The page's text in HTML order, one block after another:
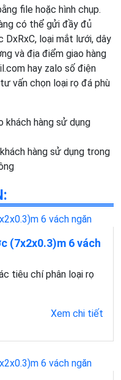
file hoặc hình chụp.
có thể gửi đầy đủ
loại mắt lưới, dây
và địa điểm giao hàng
hay zalo số điện
vấn chọn loại rọ đá phù
hàng sử dụng trong
(7x2x0.3)m 6 vách
tiêu chí phân loại rọ
Xem chi tiết